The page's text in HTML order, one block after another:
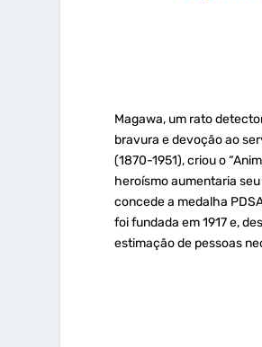
Magawa, um rato
bravura e devoção ao
(1870-1951), criou o
heroísmo aumentaria
concede a medalha
foi fundada em 1917 e,
estimação de pessoas